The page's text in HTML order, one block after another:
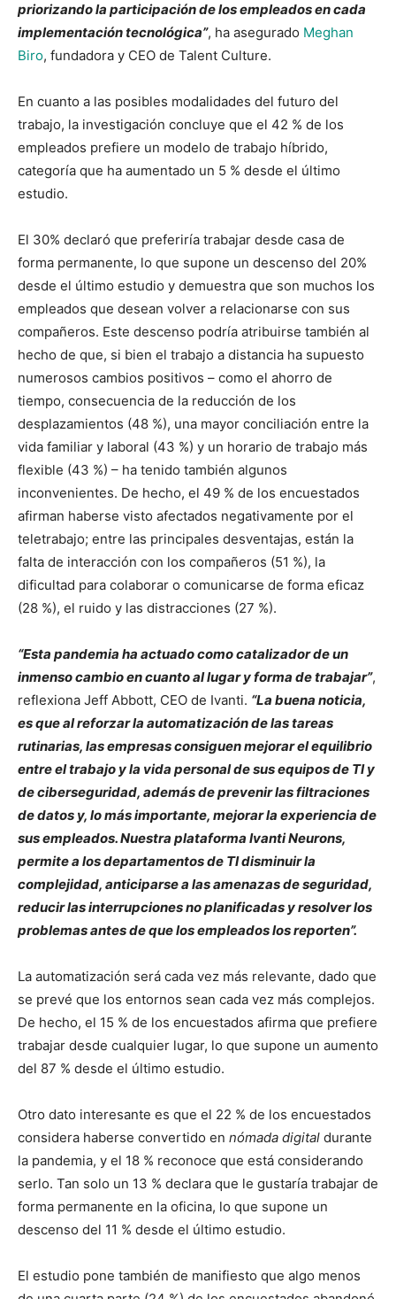
priorizando la participación de los empleados en cada
implementación tecnológica”, ha asegurado Meghan
Biro, fundadora y CEO de Talent Culture.
En cuanto a las posibles modalidades del futuro del
trabajo, la investigación concluye que el 42 % de los
empleados prefiere un modelo de trabajo híbrido,
categoría que ha aumentado un 5 % desde el último
estudio.
El 30% declaró que preferiría trabajar desde casa de
forma permanente, lo que supone un descenso del 20%
desde el último estudio y demuestra que son muchos los
empleados que desean volver a relacionarse con sus
compañeros. Este descenso podría atribuirse también al
hecho de que, si bien el trabajo a distancia ha supuesto
numerosos cambios positivos – como el ahorro de
tiempo, consecuencia de la reducción de los
desplazamientos (48 %), una mayor conciliación entre la
vida familiar y laboral (43 %) y un horario de trabajo más
flexible (43 %) – ha tenido también algunos
inconvenientes. De hecho, el 49 % de los encuestados
afirman haberse visto afectados negativamente por el
teletrabajo; entre las principales desventajas, están la
falta de interacción con los compañeros (51 %), la
dificultad para colaborar o comunicarse de forma eficaz
(28 %), el ruido y las distracciones (27 %).
“Esta pandemia ha actuado como catalizador de un
inmenso cambio en cuanto al lugar y forma de trabajar”,
reflexiona Jeff Abbott, CEO de Ivanti. “La buena noticia,
es que al reforzar la automatización de las tareas
rutinarias, las empresas consiguen mejorar el equilibrio
entre el trabajo y la vida personal de sus equipos de TI y
de ciberseguridad, además de prevenir las filtraciones
de datos y, lo más importante, mejorar la experiencia de
sus empleados. Nuestra plataforma Ivanti Neurons,
permite a los departamentos de TI disminuir la
complejidad, anticiparse a las amenazas de seguridad,
reducir las interrupciones no planificadas y resolver los
problemas antes de que los empleados los reporten”.
La automatización será cada vez más relevante, dado que
se prevé que los entornos sean cada vez más complejos.
De hecho, el 15 % de los encuestados afirma que prefiere
trabajar desde cualquier lugar, lo que supone un aumento
del 87 % desde el último estudio.
Otro dato interesante es que el 22 % de los encuestados
considera haberse convertido en nómada digital durante
la pandemia, y el 18 % reconoce que está considerando
serlo. Tan solo un 13 % declara que le gustaría trabajar de
forma permanente en la oficina, lo que supone un
descenso del 11 % desde el último estudio.
El estudio pone también de manifiesto que algo menos